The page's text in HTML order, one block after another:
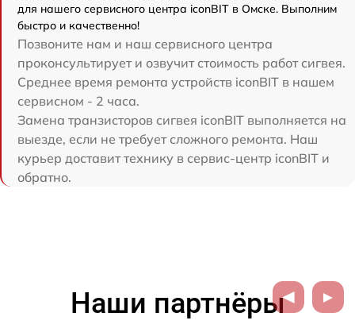
для нашего сервисного центра iconBIT в Омске. Выполним
быстро и качественно!
Позвоните нам и наш сервисного центра
проконсультирует и озвучит стоимость работ сигвея.
Среднее время ремонта устройств iconBIT в нашем
сервисном - 2 часа.
Замена транзисторов сигвея iconBIT выполняется на
выезде, если не требует сложного ремонта. Наш
курьер доставит технику в сервис-центр iconBIT и
обратно.
Наши партнёры